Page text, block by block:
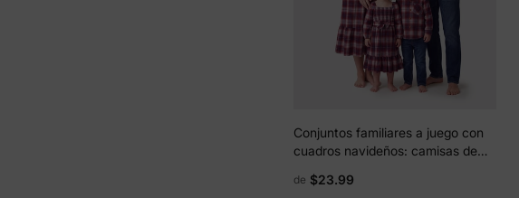
Conjuntos familiares a juego con
cuadros navideños: camisas de
vestidos para madre e hija en rojo
de $23.99